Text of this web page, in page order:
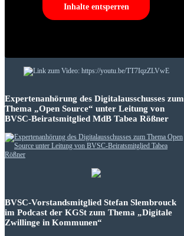
Inhalte entsperren
Expertenanhörung des Digitalausschusses zum
Thema „Open Source“ unter Leitung von
BVSC-Beiratsmitglied MdB Tabea Rößner
BVSC-Vorstandsmitglied Stefan Slembrouck
im Podcast der KGSt zum Thema „Digitale
Zwillinge in Kommunen“